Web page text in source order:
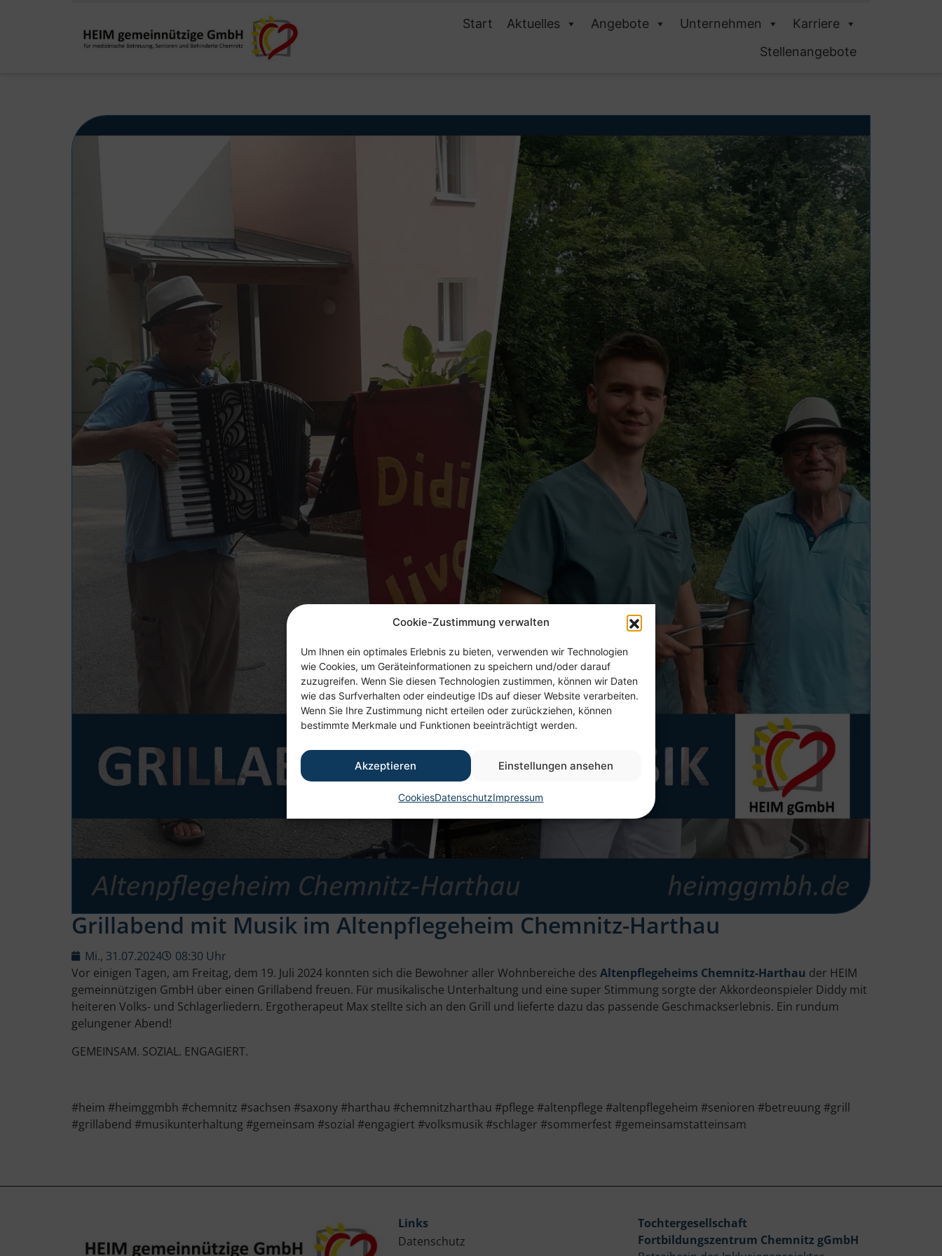
Cookie-Zustimmung verwalten
Um Ihnen ein optimales Erlebnis zu bieten, verwenden wir Technologien
wie Cookies, um Geräteinformationen zu speichern und/oder darauf
zuzugreifen. Wenn Sie diesen Technologien zustimmen, können wir Daten
wie das Surfverhalten oder eindeutige IDs auf dieser Website verarbeiten.
Wenn Sie Ihre Zustimmung nicht erteilen oder zurückziehen, können
bestimmte Merkmale und Funktionen beeinträchtigt werden.
Akzeptieren Einstellungen ansehen
CookiesDatenschutzImpressum
Start Aktuelles Angebote Unternehmen
Karriere
Stellenangebote
Grillabend mit Musik im Altenpflegeheim Chemnitz-Harthau
Mi., 31.07.2024
08:30 Uhr
Vor einigen Tagen, am Freitag, dem 19. Juli 2024 konnten sich die Bewohner aller Wohnbereiche des Altenpflegeheims Chemnitz-Harthau der HEIM
gemeinnützigen GmbH über einen Grillabend freuen. Für musikalische Unterhaltung und eine super Stimmung sorgte der Akkordeonspieler Diddy mit
heiteren Volks- und Schlagerliedern. Ergotherapeut Max stellte sich an den Grill und lieferte dazu das passende Geschmackserlebnis. Ein rundum
gelungener Abend!
GEMEINSAM. SOZIAL. ENGAGIERT.
#heim #heimggmbh #chemnitz #sachsen #saxony #harthau #chemnitzharthau #pflege #altenpflege #altenpflegeheim #senioren #betreuung #grill
#grillabend #musikunterhaltung #gemeinsam #sozial #engagiert #volksmusik #schlager #sommerfest #gemeinsamstatteinsam
Links
Datenschutz
Tochtergesellschaft
Fortbildungszentrum Chemnitz gGmbH